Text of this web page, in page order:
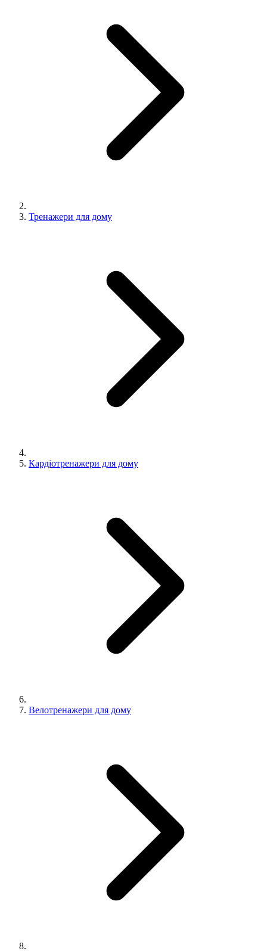
Тренажери для дому
Кардіотренажери для дому
Велотренажери для дому